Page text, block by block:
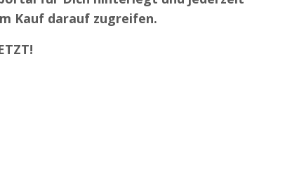
Kauf darauf zugreifen.